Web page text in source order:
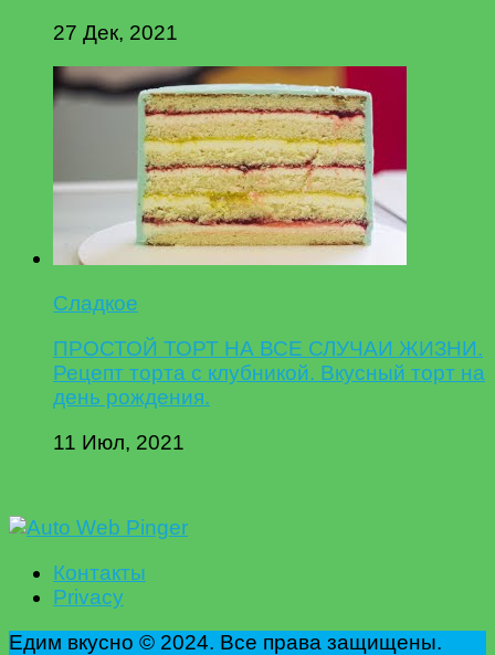
27 Дек, 2021
Сладкое
ПРОСТОЙ ТОРТ НА ВСЕ СЛУЧАИ ЖИЗНИ.
Рецепт торта с клубникой. Вкусный торт на
день рождения.
11 Июл, 2021
Контакты
Privacy
Едим вкусно © 2024. Все права защищены.